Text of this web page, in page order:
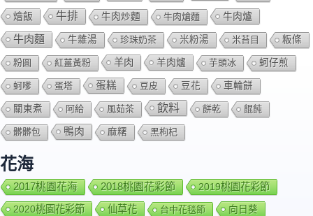
燴飯 牛排 牛肉炒麵 牛肉熗麵 牛肉爐
牛肉麵 牛雜湯 珍珠奶茶 米粉湯 米苔目 粄條
粉圓 紅薑黃粉 羊肉 羊肉爐 芋頭冰 蚵仔煎
蚵嗲 蛋塔 蛋糕 豆皮 豆花 車輪餅
關東煮 阿給 風茹茶 飲料 餅乾 餛飩
髒髒包 鴨肉 麻糬 黑枸杞
花海
2017桃園花海 2018桃園花彩節
2019桃園花彩節
2020桃園花彩節
仙草花 台中花毯節 向日葵